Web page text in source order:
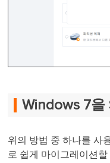
Windows 7을
위의 방법 중 하나를 사
로 쉽게 마이그레이션할